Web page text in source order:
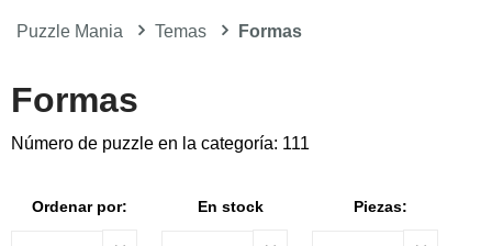
Puzzle Mania Temas Formas
Formas
Número de puzzle en la categoría: 111
Ordenar por: En stock Piezas: